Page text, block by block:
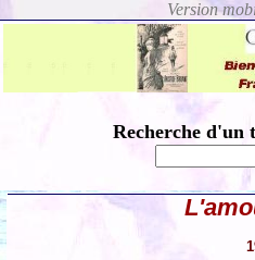
Recherche